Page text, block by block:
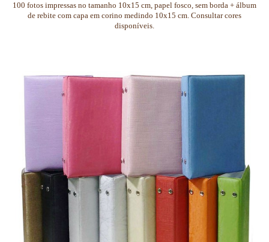
100 fotos impressas no tamanho 10x15 cm, papel fosco, sem borda + álbum
de rebite com capa em corino medindo 10x15 cm. Consultar cores
disponíveis.